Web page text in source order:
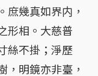
庶幾真如界内，
形相。大慈普
絲不掛；淨歷
，明鏡亦非臺，